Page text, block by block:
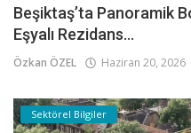
Beşiktaş’ta Panoramik
Eşyalı Rezidans...
Özkan ÖZEL Haziran 20, 2026
Sektörel Bilgiler